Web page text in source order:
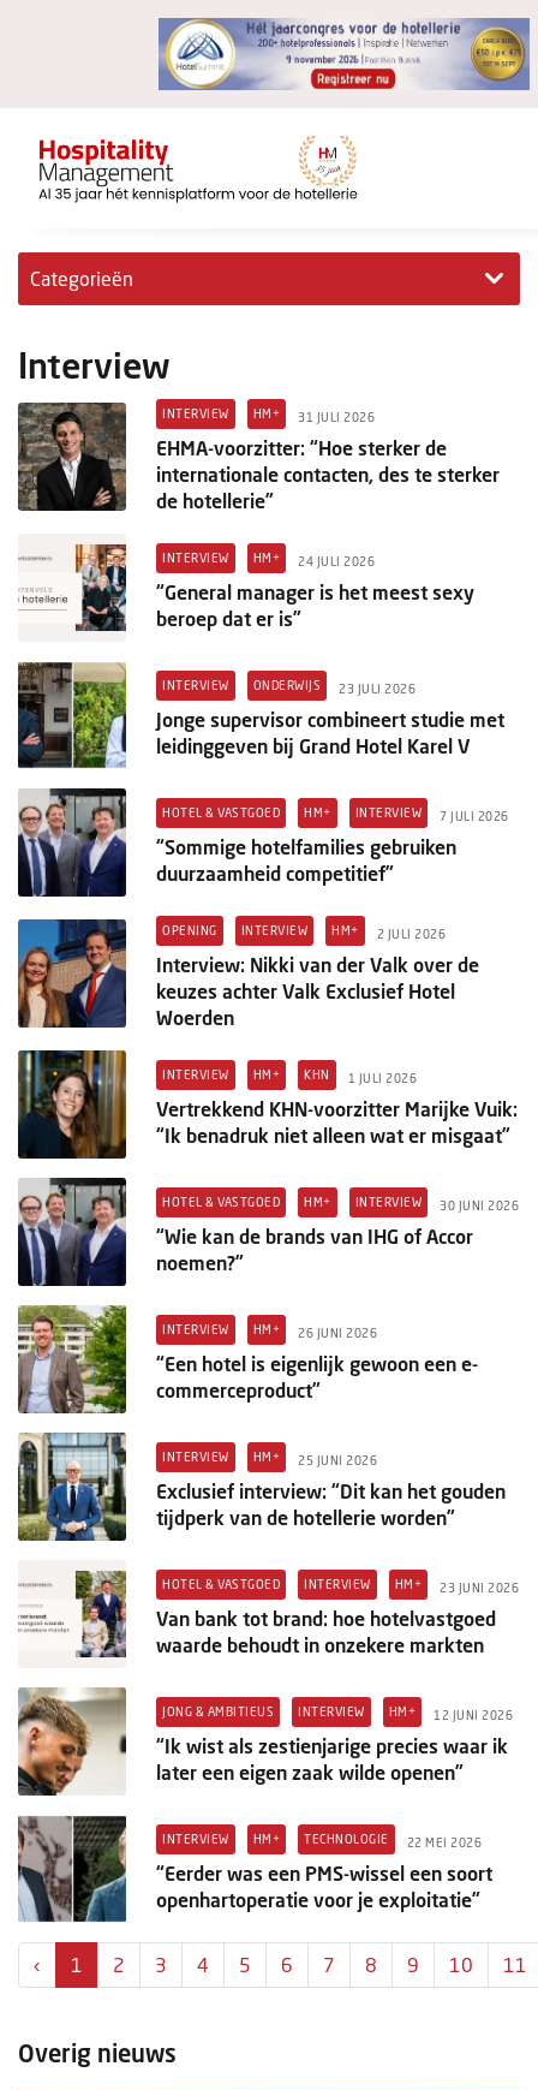
Categorieën
Hotelovernames
HM+
Jong & Ambitieus
Columns
Michelin
Personalia
HotelSummit
Interview
INTERVIEW HM+ 31 JULI 2026
EHMA-voorzitter: “Hoe sterker de
internationale contacten, des te sterker
de hotellerie”
INTERVIEW HM+ 24 JULI 2026
“General manager is het meest sexy
beroep dat er is”
INTERVIEW ONDERWIJS 23 JULI 2026
Jonge supervisor combineert studie met
leidinggeven bij Grand Hotel Karel V
HOTEL & VASTGOED HM+ INTERVIEW 7 JULI 2026
“Sommige hotelfamilies gebruiken
duurzaamheid competitief”
OPENING INTERVIEW HM+ 2 JULI 2026
Interview: Nikki van der Valk over de
keuzes achter Valk Exclusief Hotel
Woerden
INTERVIEW HM+ KHN 1 JULI 2026
Vertrekkend KHN-voorzitter Marijke Vuik:
“Ik benadruk niet alleen wat er misgaat”
HOTEL & VASTGOED HM+ INTERVIEW 30 JUNI 2026
“Wie kan de brands van IHG of Accor
noemen?”
INTERVIEW HM+ 26 JUNI 2026
“Een hotel is eigenlijk gewoon een e-
commerceproduct”
INTERVIEW HM+ 25 JUNI 2026
Exclusief interview: “Dit kan het gouden
tijdperk van de hotellerie worden”
HOTEL & VASTGOED INTERVIEW HM+ 23 JUNI 2026
Van bank tot brand: hoe hotelvastgoed
waarde behoudt in onzekere markten
JONG & AMBITIEUS INTERVIEW HM+ 12 JUNI 2026
“Ik wist als zestienjarige precies waar ik
later een eigen zaak wilde openen”
INTERVIEW HM+ TECHNOLOGIE 22 MEI 2026
“Eerder was een PMS-wissel een soort
openhartoperatie voor je exploitatie”
‹ 1 2 3 4 5 6 7 8 9 10 11
Overig nieuws